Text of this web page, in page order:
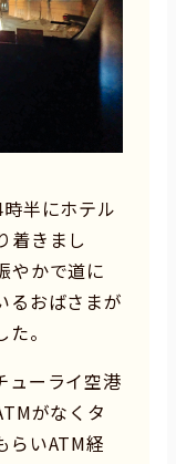
半にホテル
着きまし
やかで道に
るおばさまが
。
ューライ空港
がなくタ
らいATM経